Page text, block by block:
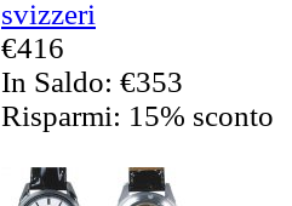
svizzeri
€416
In Saldo: €353
Risparmi: 15% sconto